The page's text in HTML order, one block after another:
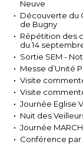
Neuve
Découverte du
de Bugny
Répétition des
du 14
Sortie SEM -
Messe d’Unité
Visite
Visite
Journée Eglise
Nuit des
Journée
Conférence